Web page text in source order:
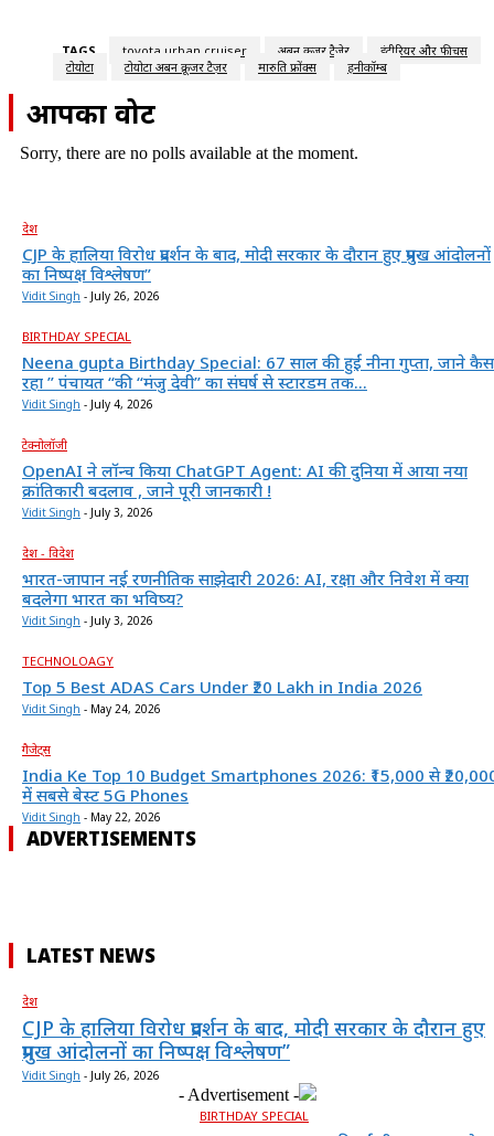
TAGS toyota urban cruiser अर्बन क्रूज़र टैजेर
इंटीरियर और फीचर्स
टोयोटा
टोयोटा अर्बन क्रूजर टैज़र मारुति फ्रोंक्स हनीकॉम्ब
आपका वोट
Sorry, there are no polls available at the moment.
देश
CJP के हालिया विरोध प्रदर्शन के बाद, मोदी सरकार के दौरान हुए प्रमुख आंदोलनों
का निष्पक्ष विश्लेषण”
Vidit Singh - July 26, 2026
BIRTHDAY SPECIAL
Neena gupta Birthday Special: 67 साल की हुईं नीना गुप्ता, जाने
रहा ” पंचायत “की “मंजु देवी” का संघर्ष से स्टारडम तक...
Vidit Singh - July 4, 2026
टेक्नोलॉजी
OpenAI ने लॉन्च किया ChatGPT Agent: AI की दुनिया में आया नया
क्रांतिकारी बदलाव , जाने पूरी जानकारी !
Vidit Singh - July 3, 2026
देश - विदेश
भारत-जापान नई रणनीतिक साझेदारी 2026: AI, रक्षा और निवेश में क्या
बदलेगा भारत का भविष्य?
Vidit Singh - July 3, 2026
TECHNOLOAGY
Top 5 Best ADAS Cars Under ₹20 Lakh in India 2026
Vidit Singh - May 24, 2026
गैजेट्स
India Ke Top 10 Budget Smartphones 2026: ₹15,000 से
में सबसे बेस्ट 5G Phones
Vidit Singh - May 22, 2026
ADVERTISEMENTS
LATEST NEWS
देश
CJP के हालिया विरोध प्रदर्शन के बाद, मोदी सरकार के दौरान हुए
प्रमुख आंदोलनों का निष्पक्ष विश्लेषण”
Vidit Singh - July 26, 2026
- Advertisement -
BIRTHDAY SPECIAL